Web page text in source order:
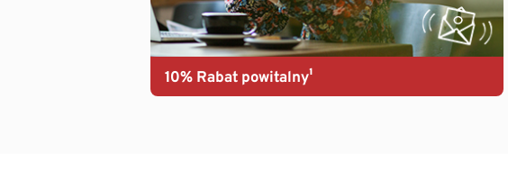
10% Rabat powitalny¹